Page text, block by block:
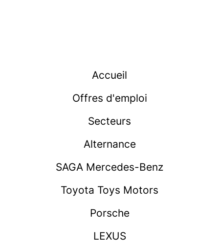
Accueil
Offres d'emploi
Secteurs
Alternance
SAGA Mercedes-Benz
Toyota Toys Motors
Porsche
LEXUS